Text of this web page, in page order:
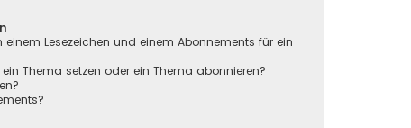
Lesezeichen und einem Abonnements für ein
Thema setzen oder ein Thema abonnieren?